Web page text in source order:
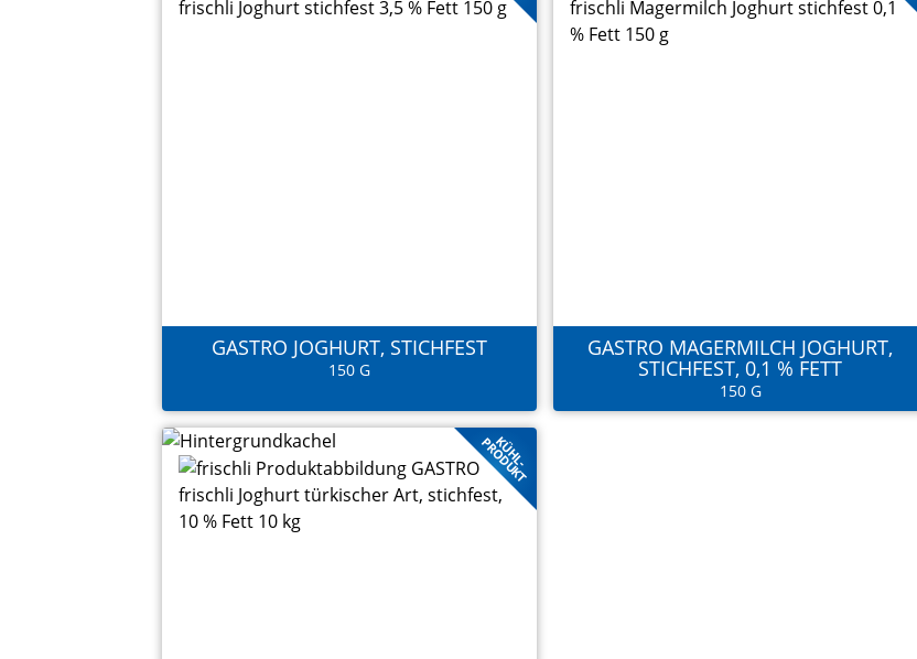
GASTRO JOGHURT, STICHFEST
150 G
GASTRO MAGERMILCH JOGHURT,
STICHFEST, 0,1 % FETT
150 G
KÜHL-
PRODUKT